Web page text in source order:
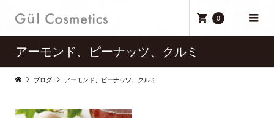
0
アーモンド、ピーナッツ、クルミ
ブログ アーモンド、ピーナッツ、クルミ